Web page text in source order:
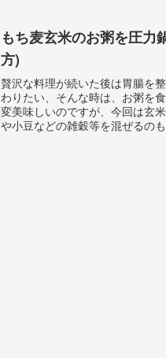
もち麦玄米のお粥を圧力
方)
贅沢な料理が続いた後は胃腸を
わりたい、そんな時は、お粥を
変美味しいのですが、今回は玄
や小豆などの雑穀等を混ぜるの